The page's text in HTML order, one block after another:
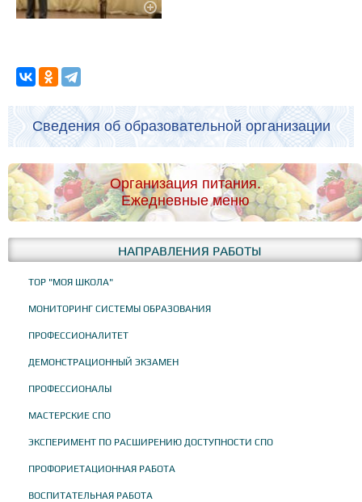
Сведения об образовательной организации
Организация питания.
Ежедневные меню
НАПРАВЛЕНИЯ РАБОТЫ
ТОР "МОЯ ШКОЛА"
МОНИТОРИНГ СИСТЕМЫ ОБРАЗОВАНИЯ
ПРОФЕССИОНАЛИТЕТ
ДЕМОНСТРАЦИОННЫЙ ЭКЗАМЕН
ПРОФЕССИОНАЛЫ
МАСТЕРСКИЕ СПО
ЭКСПЕРИМЕНТ ПО РАСШИРЕНИЮ ДОСТУПНОСТИ СПО
ПРОФОРИЕТАЦИОННАЯ РАБОТА
ВОСПИТАТЕЛЬНАЯ РАБОТА